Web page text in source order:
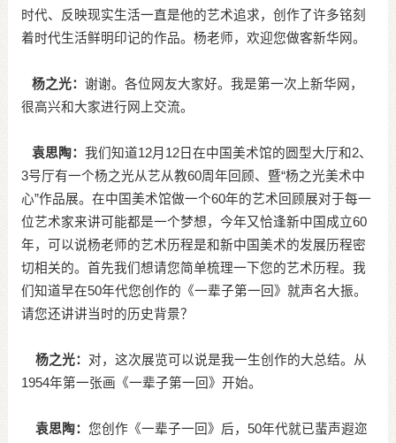
时代、反映现实生活一直是他的艺术追求，创作了许多铭刻
着时代生活鲜明印记的作品。杨老师，欢迎您做客新华网。
杨之光： 谢谢。各位网友大家好。我是第一次上新华网，
很高兴和大家进行网上交流。
袁思陶： 我们知道12月12日在中国美术馆的圆型大厅和2、
3号厅有一个杨之光从艺从教60周年回顾、暨“杨之光美术中
心”作品展。在中国美术馆做一个60年的艺术回顾展对于每一
位艺术家来讲可能都是一个梦想，今年又恰逢新中国成立60
年，可以说杨老师的艺术历程是和新中国美术的发展历程密
切相关的。首先我们想请您简单梳理一下您的艺术历程。我
们知道早在50年代您创作的《一辈子第一回》就声名大振。
请您还讲讲当时的历史背景？
杨之光： 对，这次展览可以说是我一生创作的大总结。从
1954年第一张画《一辈子第一回》开始。
袁思陶： 您创作《一辈子一回》后，50年代就已蜚声遐迩